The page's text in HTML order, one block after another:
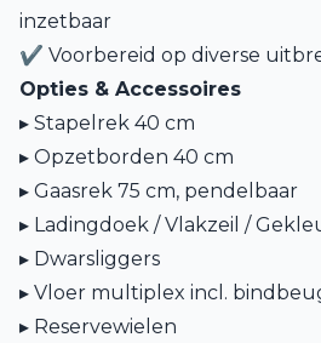
inzetbaar
✔ Voorbereid op diverse
Opties & Accessoires
▸ Stapelrek 40 cm
▸ Opzetborden 40 cm
▸ Gaasrek 75 cm, pendelbaar
▸ Ladingdoek / Vlakzeil /
▸ Dwarsliggers
▸ Vloer multiplex incl.
▸ Reservewielen